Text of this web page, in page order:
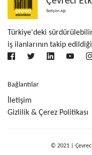
İletişim Ağı
Türkiye'deki
iş ilanlarının takip
Bağlantılar
İletişim
Gizlilik & Çerez Politikası
© 2021 |